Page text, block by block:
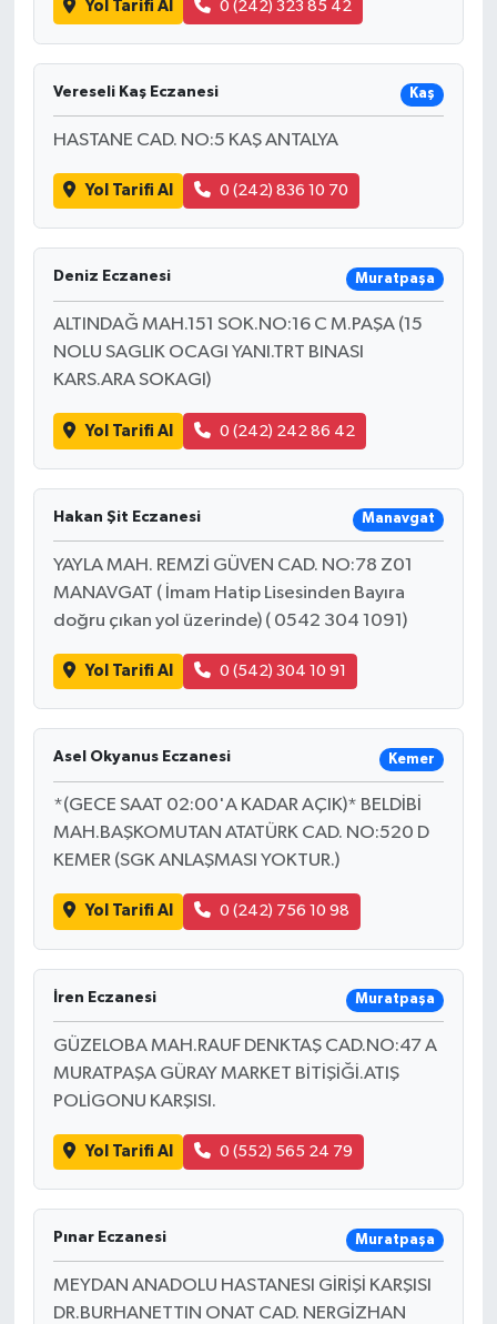
Yol Tarifi Al 0 (242) 323 85 42
Vereseli Kaş Eczanesi Kaş
HASTANE CAD. NO:5 KAŞ ANTALYA
Yol Tarifi Al 0 (242) 836 10 70
Deniz Eczanesi Muratpaşa
ALTINDAĞ MAH.151 SOK.NO:16 C M.PAŞA (15
NOLU SAGLIK OCAGI YANI.TRT BINASI
KARS.ARA SOKAGI)
Yol Tarifi Al 0 (242) 242 86 42
Hakan Şit Eczanesi Manavgat
YAYLA MAH. REMZİ GÜVEN CAD. NO:78 Z01
MANAVGAT ( İmam Hatip Lisesinden Bayıra
doğru çıkan yol üzerinde) ( 0542 304 1091)
Yol Tarifi Al 0 (542) 304 10 91
Asel Okyanus Eczanesi Kemer
*(GECE SAAT 02:00'A KADAR AÇIK)* BELDİBİ
MAH.BAŞKOMUTAN ATATÜRK CAD. NO:520 D
KEMER (SGK ANLAŞMASI YOKTUR.)
Yol Tarifi Al 0 (242) 756 10 98
İren Eczanesi Muratpaşa
GÜZELOBA MAH.RAUF DENKTAŞ CAD.NO:47 A
MURATPAŞA GÜRAY MARKET BİTİŞİĞİ.ATIŞ
POLİGONU KARŞISI.
Yol Tarifi Al 0 (552) 565 24 79
Pınar Eczanesi Muratpaşa
MEYDAN ANADOLU HASTANESI GİRİŞİ KARŞISI
DR.BURHANETTIN ONAT CAD. NERGİZHAN
MEDYA
OTOMOTİV
TEKNOLOJİ
YAŞAM